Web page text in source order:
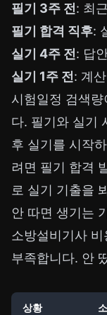
필기 3주 전: 최
필기 합격 직후:
실기 4주 전: 답
실기 1주 전: 계
시험일정 검색
다. 필기와 실기
후 실기를 시작
려면 필기 합격
로 실기 기출을
안 따면 생기는
소방설비기사 비
부족합니다. 안
상황